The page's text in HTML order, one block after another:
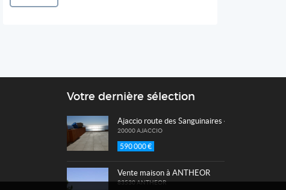
Votre dernière sélection
Ajaccio route des Sanguinaires 4 pièce(s) 102
20000 AJACCIO
590 000 €
Vente maison à ANTHEOR
83530 ANTHEOR